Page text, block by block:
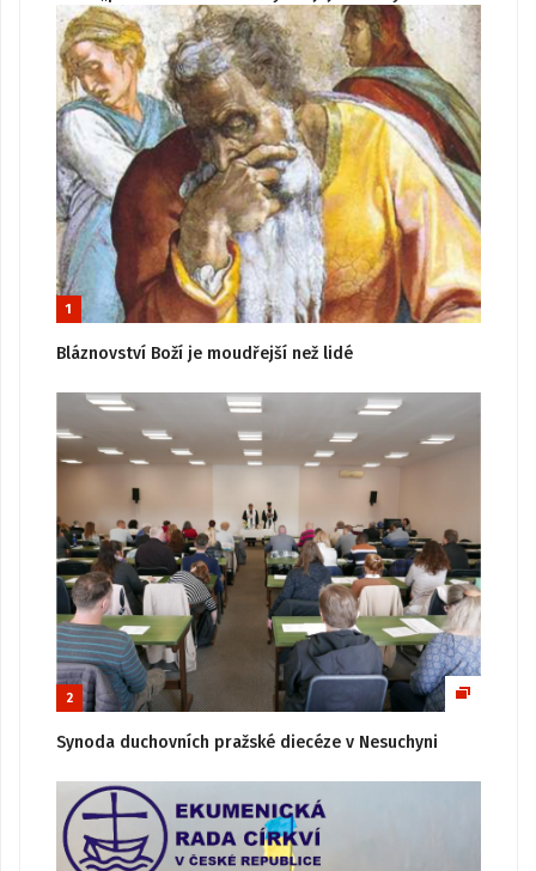
1
Bláznovství Boží je moudřejší než lidé
2
Synoda duchovních pražské diecéze v Nesuchyni